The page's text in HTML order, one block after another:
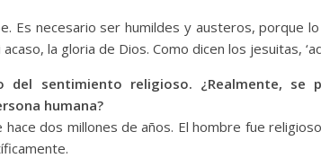
Es necesario ser humildes y austeros, porque
la gloria de Dios. Como dicen los jesuitas,
del sentimiento religioso. ¿Realmente, se
humana?
hace dos millones de años. El hombre fue